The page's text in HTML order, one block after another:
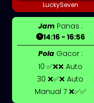
LuckySeven
JamPanas :
14:16 - 16:56
PolaGacor :
10 ✅❌❌ Auto
30 ❌✅❌ Auto
Manual 7 ❌✅✅